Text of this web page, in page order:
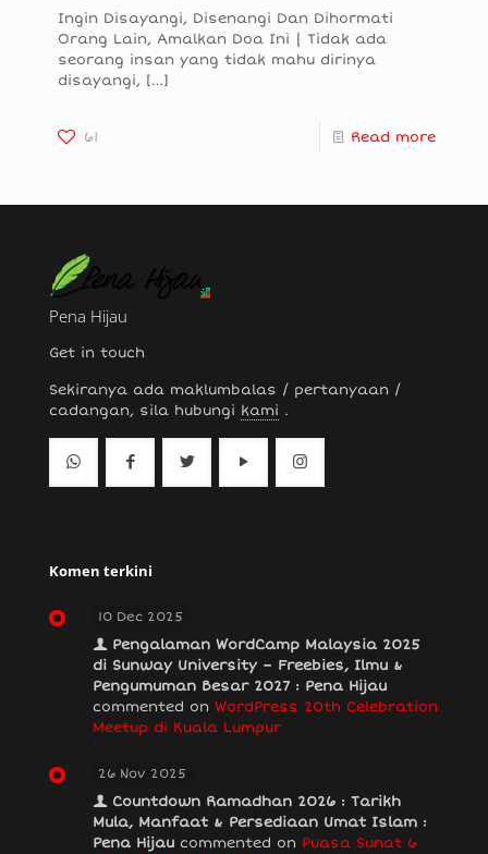
Ingin Disayangi, Disenangi Dan Dihormati
Orang Lain, Amalkan Doa Ini | Tidak ada
seorang insan yang tidak mahu dirinya
disayangi, […]
61 Read more
Pena Hijau
Get in touch
Sekiranya ada maklumbalas / pertanyaan /
cadangan, sila hubungi kami .
Komen terkini
10 Dec 2025
Pengalaman WordCamp Malaysia 2025
di Sunway University – Freebies, Ilmu &
Pengumuman Besar 2027 : Pena Hijau
commented on WordPress 20th Celebration
Meetup di Kuala Lumpur
26 Nov 2025
Countdown Ramadhan 2026 : Tarikh
Mula, Manfaat & Persediaan Umat Islam :
Pena Hijau commented on Puasa Sunat 6